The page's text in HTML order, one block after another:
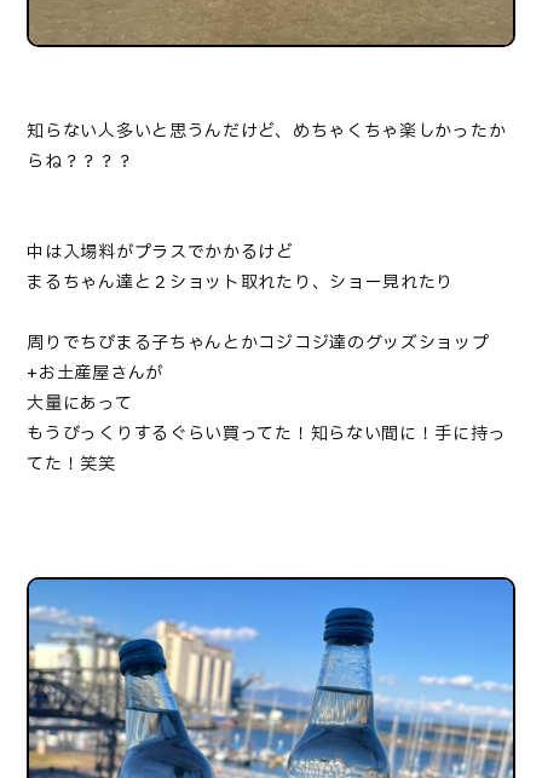
知らない人多いと思うんだけど、めちゃくちゃ楽しかったか
らね？？？？
中は入場料がプラスでかかるけど
まるちゃん達と２ショット取れたり、ショー見れたり
周りでちびまる子ちゃんとかコジコジ達のグッズショップ
+お土産屋さんが
大量にあって
もうびっくりするぐらい買ってた！知らない間に！手に持っ
てた！笑笑